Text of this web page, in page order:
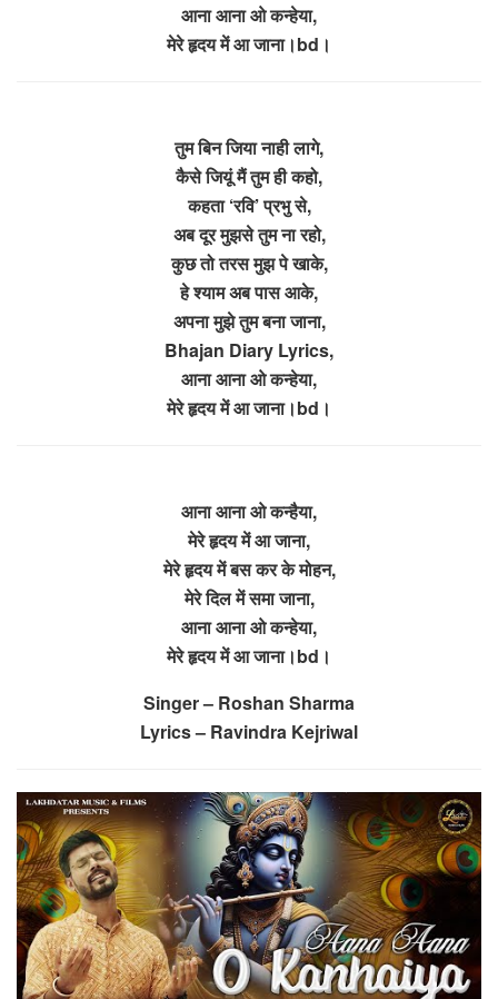
आना आना ओ कन्हेया,
मेरे हृदय में आ जाना।bd।
तुम बिन जिया नाही लागे,
कैसे जियूं मैं तुम ही कहो,
कहता ‘रवि’ प्रभु से,
अब दूर मुझसे तुम ना रहो,
कुछ तो तरस मुझ पे खाके,
हे श्याम अब पास आके,
अपना मुझे तुम बना जाना,
Bhajan Diary Lyrics,
आना आना ओ कन्हेया,
मेरे हृदय में आ जाना।bd।
आना आना ओ कन्हैया,
मेरे हृदय में आ जाना,
मेरे हृदय में बस कर के मोहन,
मेरे दिल में समा जाना,
आना आना ओ कन्हेया,
मेरे हृदय में आ जाना।bd।
Singer – Roshan Sharma
Lyrics – Ravindra Kejriwal